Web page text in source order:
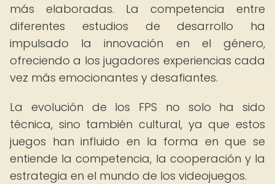
más elaboradas. La competencia entre
diferentes estudios de desarrollo ha
impulsado la innovación en el género,
ofreciendo a los jugadores experiencias cada
vez más emocionantes y desafiantes.
La evolución de los FPS no solo ha sido
técnica, sino también cultural, ya que estos
juegos han influido en la forma en que se
entiende la competencia, la cooperación y la
estrategia en el mundo de los videojuegos.